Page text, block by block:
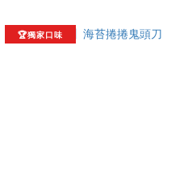
🏆獨家口味